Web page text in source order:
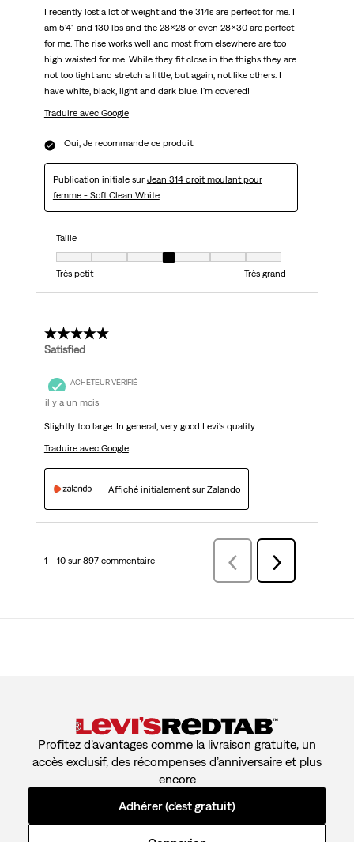
I recently lost a lot of weight and the 314s are perfect for me. I
am 5'4" and 130 lbs and the 28x28 or even 28x30 are perfect
for me. The rise works well and most from elsewhere are too
high waisted for me. While they fit close in the thighs they are
not too tight and stretch a little, but again, not like others. I
have white, black, light and dark blue. I'm covered!
Traduire avec Google
Oui, Je recommande ce produit.
Publication initiale sur Jean 314 droit moulant pour
femme - Soft Clean White
Taille
Taille, 4 sur 7, où 1 est égal à Très petit et 7 est égal à Très grand
Très petit
Très grand
5 étoile(s) sur 5.
Satisfied
ACHETEUR VÉRIFIÉ
il y a un mois
Slightly too large. In general, very good Levi's quality
Traduire avec Google
Affiché initialement sur Zalando
1 – 10 sur 897 commentaire Précédentcommentaire
Suivant
commentaire
Profitez d’avantages comme la livraison gratuite, un
accès exclusif, des récompenses d’anniversaire et plus
encore
Adhérer (c’est gratuit)